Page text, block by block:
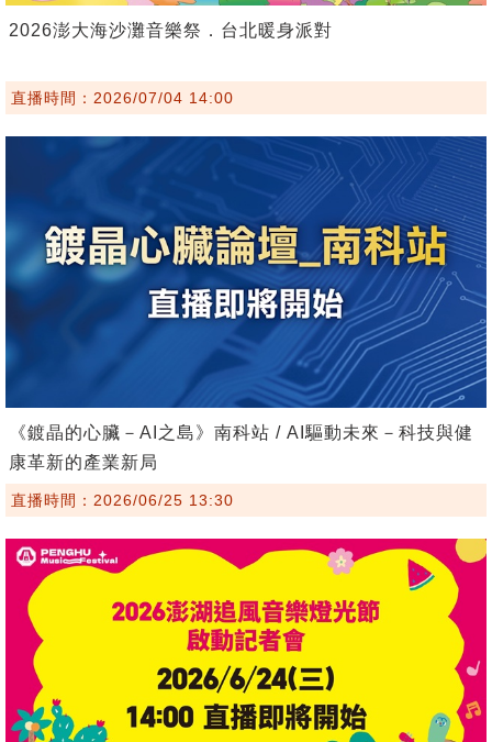
2026澎大海沙灘音樂祭．台北暖身派對
直播時間：2026/07/04 14:00
《鍍晶的心臟－AI之島》南科站 / AI驅動未來－科技與健
康革新的產業新局
直播時間：2026/06/25 13:30